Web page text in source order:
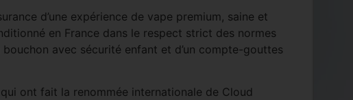
d’une expérience de vape premium, saine et
en France dans le respect strict des normes
avec sécurité enfant et d’un compte-gouttes
ont fait la renommée internationale de Cloud